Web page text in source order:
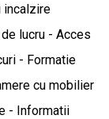
incalzire
lucru - Acces
- Formatie
cu mobilier
- Informatii